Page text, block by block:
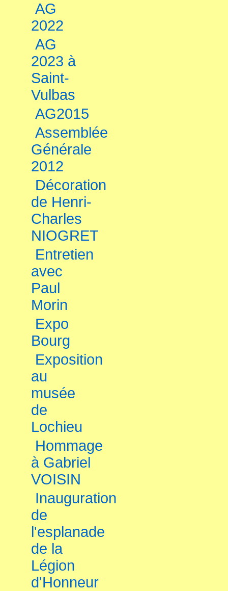
AG
2022
AG
2023 à
Saint-
Vulbas
AG2015
Assemblée
Générale
2012
Décoration
de Henri-
Charles
NIOGRET
Entretien
avec
Paul
Morin
Expo
Bourg
Exposition
au
musée
de
Lochieu
Hommage
à Gabriel
VOISIN
Inauguration
de
l'esplanade
de la
Légion
d'Honneur